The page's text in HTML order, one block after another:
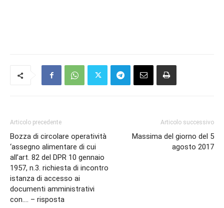
Articolo precedente
Bozza di circolare operatività
‘assegno alimentare di cui
all’art. 82 del DPR 10 gennaio
1957, n.3. richiesta di incontro
istanza di accesso ai
documenti amministrativi
con…. – risposta
Articolo successivo
Massima del giorno del 5
agosto 2017